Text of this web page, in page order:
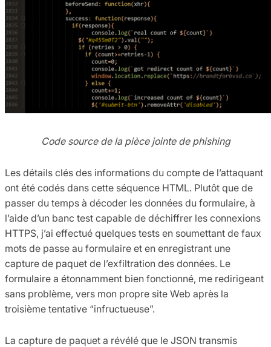
Code source de la pièce jointe de phishing
Les détails clés des informations du compte de l’attaquant
ont été codés dans cette séquence HTML. Plutôt que de
passer du temps à décoder les données du formulaire, à
l’aide d’un banc test capable de déchiffrer les connexions
HTTPS, j’ai effectué quelques tests en soumettant de faux
mots de passe au formulaire et en enregistrant une
capture de paquet de l’exfiltration des données. Le
formulaire a étonnamment bien fonctionné, me redirigeant
sans problème, vers mon propre site Web après la
troisième tentative “infructueuse”.
La capture de paquet a révélé que le JSON transmis